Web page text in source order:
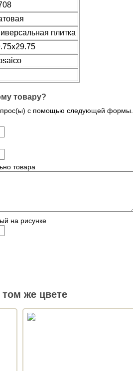
плитка
товару?
с помощью следующей формы.
товара
на рисунке
же цвете